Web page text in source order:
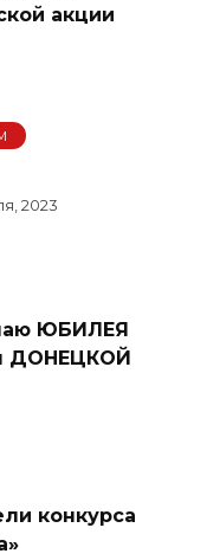
акции
2023
ЮБИЛЕЯ
ДОНЕЦКОЙ
конкурса